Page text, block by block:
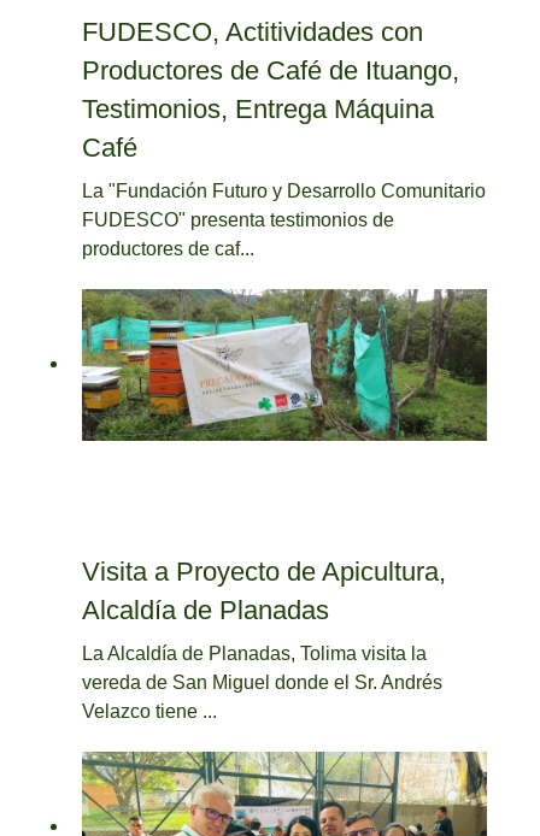
FUDESCO, Actitividades con
Productores de Café de Ituango,
Testimonios, Entrega Máquina
Café
La "Fundación Futuro y Desarrollo Comunitario
FUDESCO" presenta testimonios de
productores de caf...
Visita a Proyecto de Apicultura,
Alcaldía de Planadas
La Alcaldía de Planadas, Tolima visita la
vereda de San Miguel donde el Sr. Andrés
Velazco tiene ...